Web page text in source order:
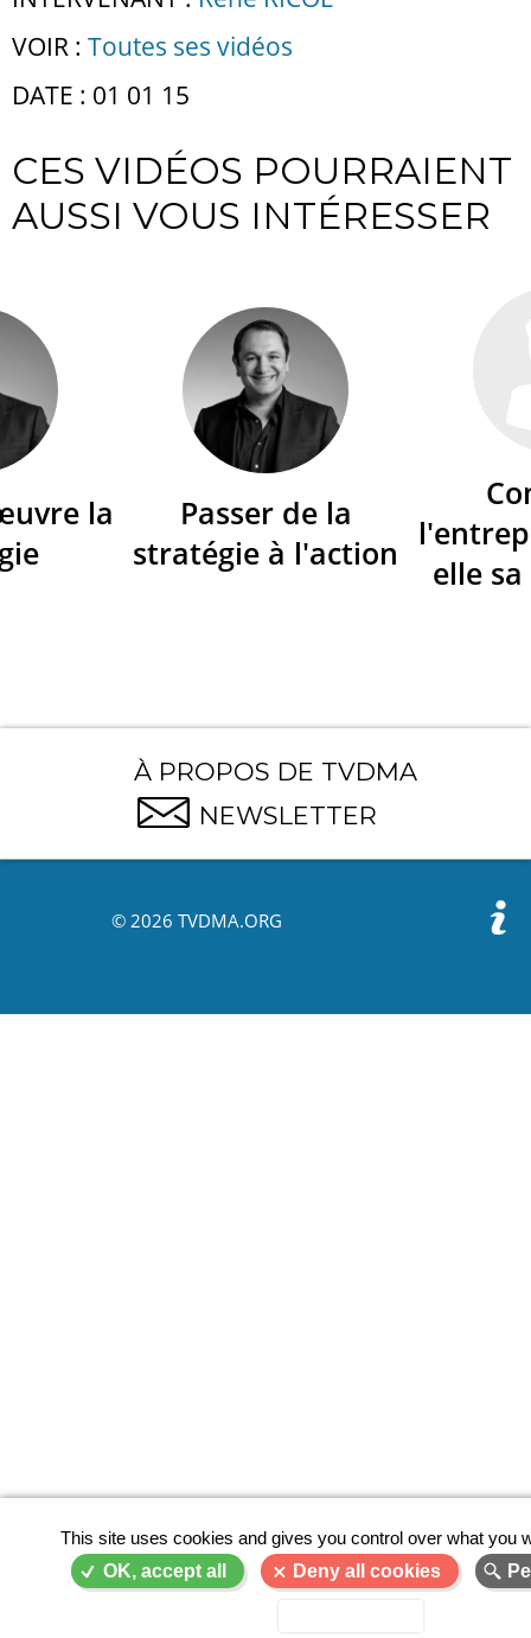
VOIR : Toutes ses vidéos
DATE : 01 01 15
CES VIDÉOS POURRAIENT
AUSSI VOUS INTÉRESSER
la
Passer de la
stratégie à l'action
elle
À PROPOS DE TVDMA
NEWSLETTER
© 2026 TVDMA.ORG
This site uses cookies and gives you control over what you
OK, accept all
Deny all cookies